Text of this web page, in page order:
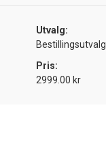
Utvalg:
Bestillingsutvalg
Pris:
2999.00 kr